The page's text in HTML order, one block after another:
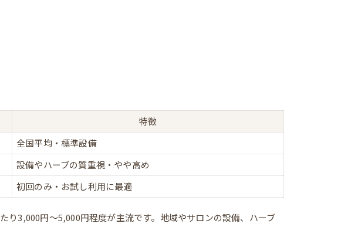
ク
び方
特徴
全国平均・標準設備
設備やハーブの質重視・やや高め
初回のみ・お試し利用に最適
り3,000円〜5,000円程度が主流です。地域やサロンの設備、ハーブ